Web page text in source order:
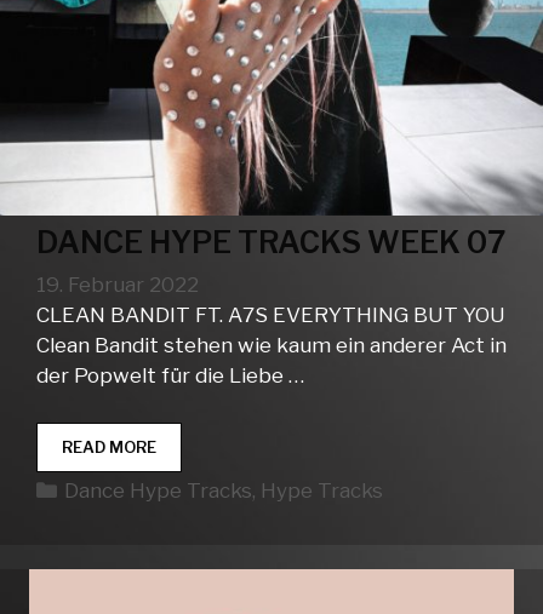
DANCE HYPE TRACKS WEEK 07
19. Februar 2022
CLEAN BANDIT FT. A7S EVERYTHING BUT YOU
Clean Bandit stehen wie kaum ein anderer Act in
der Popwelt für die Liebe …
READ MOREDANCE
HYPE
TRACKS
Kategorien
Dance Hype Tracks, Hype Tracks